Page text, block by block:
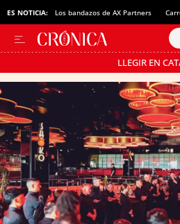
ES NOTICIA: Los bandazos de AX Partners
LLEGIR EN
Pásate al MODO